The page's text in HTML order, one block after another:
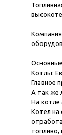
Котлы:
Главное
А так же
На котле
Котел на
топливо,